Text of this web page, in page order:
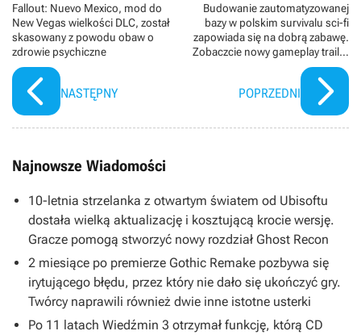
Fallout: Nuevo Mexico, mod do
New Vegas wielkości DLC, został
skasowany z powodu obaw o
zdrowie psychiczne
NASTĘPNY
Budowanie zautomatyzowanej
bazy w polskim survivalu sci-fi
zapowiada się na dobrą zabawę.
Zobaczcie nowy gameplay trailer
StarRupture
POPRZEDNI
Najnowsze Wiadomości
10-letnia strzelanka z otwartym światem od Ubisoftu
dostała wielką aktualizację i kosztującą krocie wersję.
Gracze pomogą stworzyć nowy rozdział Ghost Recon
2 miesiące po premierze Gothic Remake pozbywa się
irytującego błędu, przez który nie dało się ukończyć gry.
Twórcy naprawili również dwie inne istotne usterki
Po 11 latach Wiedźmin 3 otrzymał funkcję, którą CD